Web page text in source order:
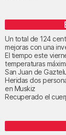
Un total de 124
mejoras con una
El tiempo este
temperaturas
San Juan de
Heridas dos
en Muskiz
Recuperado el